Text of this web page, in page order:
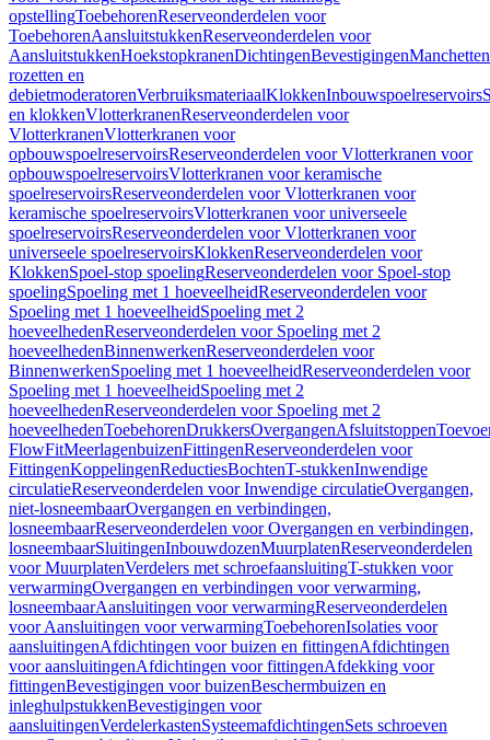
opstellingToebehorenReserveonderdelen voor
ToebehorenAansluitstukkenReserveonderdelen voor
AansluitstukkenHoekstopkranenDichtingenBevestigingenManchetten
rozetten en
debietmoderatorenVerbruiksmateriaalKlokkenInbouwspoelreservoirs
en klokkenVlotterkranenReserveonderdelen voor
VlotterkranenVlotterkranen voor
opbouwspoelreservoirsReserveonderdelen voor Vlotterkranen voor
opbouwspoelreservoirsVlotterkranen voor keramische
spoelreservoirsReserveonderdelen voor Vlotterkranen voor
keramische spoelreservoirsVlotterkranen voor universeele
spoelreservoirsReserveonderdelen voor Vlotterkranen voor
universeele spoelreservoirsKlokkenReserveonderdelen voor
KlokkenSpoel-stop spoelingReserveonderdelen voor Spoel-stop
spoelingSpoeling met 1 hoeveelheidReserveonderdelen voor
Spoeling met 1 hoeveelheidSpoeling met 2
hoeveelhedenReserveonderdelen voor Spoeling met 2
hoeveelhedenBinnenwerkenReserveonderdelen voor
BinnenwerkenSpoeling met 1 hoeveelheidReserveonderdelen voor
Spoeling met 1 hoeveelheidSpoeling met 2
hoeveelhedenReserveonderdelen voor Spoeling met 2
hoeveelhedenToebehorenDrukkersOvergangenAfsluitstoppen
FlowFitMeerlagenbuizenFittingenReserveonderdelen voor
FittingenKoppelingenReductiesBochtenT-stukkenInwendige
circulatieReserveonderdelen voor Inwendige circulatieOvergangen,
niet-losneembaarOvergangen en verbindingen,
losneembaarReserveonderdelen voor Overgangen en verbindingen,
losneembaarSluitingenInbouwdozenMuurplatenReserveonderdelen
voor MuurplatenVerdelers met schroefaansluitingT-stukken voor
verwarmingOvergangen en verbindingen voor verwarming,
losneembaarAansluitingen voor verwarmingReserveonderdelen
voor Aansluitingen voor verwarmingToebehorenIsolaties voor
aansluitingenAfdichtingen voor buizen en fittingenAfdichtingen
voor aansluitingenAfdichtingen voor fittingenAfdekking voor
fittingenBevestigingen voor buizenBeschermbuizen en
inleghulpstukkenBevestigingen voor
aansluitingenVerdelerkastenSysteemafdichtingenSets schroeven